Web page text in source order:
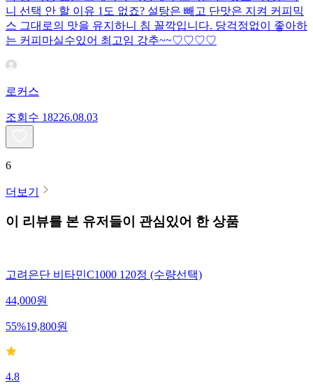
니 선택 안 할 이유 1도 없죠? 설탕은 빼고 단맛은 지켜 커피믹
스 그대로의 맛을 유지하니 침 꼴깍입니다. 당걱정없이 좋아하
는 커피마실수있어 최고임 강추~~♡♡♡♡
로커스
조회수 18226.08.03
6
더보기
이 리뷰를 본 유저들이 관심있어 한 상품
고려은단 비타민C1000 120정 (수량선택)
44,000원
55%19,800원
4.8